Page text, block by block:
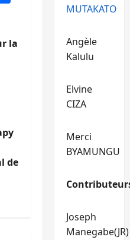
la
de
MUTAKATO
Angèle
Kalulu
Elvine
CIZA
Merci
BYAMUNGU
Joseph
Manegabe(JR)